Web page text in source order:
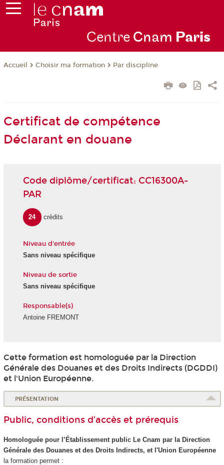
Centre Cnam Paris
Accueil Choisir ma formation Par discipline
Certificat de compétence
Déclarant en douane
Code diplôme/certificat: CC16300A-
PAR
24 crédits
Niveau d'entrée
Sans niveau spécifique
Niveau de sortie
Sans niveau spécifique
Responsable(s)
Antoine FREMONT
Cette formation est homologuée par la Direction
Générale des Douanes et des Droits Indirects (DGDDI)
et l'Union Européenne.
PRÉSENTATION
Public, conditions d’accès et prérequis
Homologuée pour l’Établissement public Le Cnam par la Direction
Générale des Douanes et des Droits Indirects, et l'Union Européenne
la formation permet :